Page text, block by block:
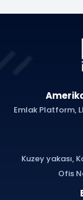
Emlak Platform,
Kuzey yakası,
Ofis